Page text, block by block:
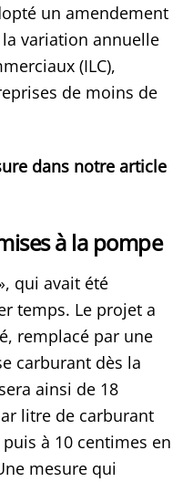
un amendement
variation annuelle
(ILC),
de moins de
dans notre article
à la pompe
qui avait été
temps. Le projet a
remplacé par une
carburant dès la
ainsi de 18
litre de carburant
à 10 centimes en
mesure qui